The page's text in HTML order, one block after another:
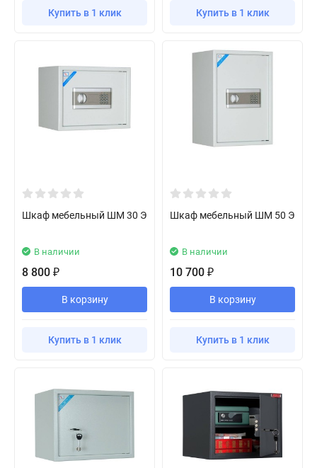
Купить в 1 клик Купить в 1 клик
Шкаф мебельный ШМ 30 Э
В наличии
8 800 ₽
В корзину
Купить в 1 клик
Шкаф мебельный ШМ 50 Э
В наличии
10 700 ₽
В корзину
Купить в 1 клик